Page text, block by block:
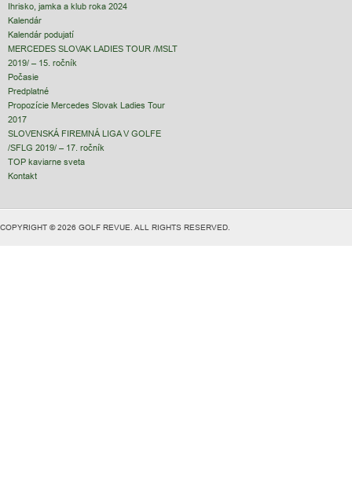
Ihrisko, jamka a klub roka 2024
Kalendár
Kalendár podujatí
MERCEDES SLOVAK LADIES TOUR /MSLT
2019/ – 15. ročník
Počasie
Predplatné
Propozície Mercedes Slovak Ladies Tour
2017
SLOVENSKÁ FIREMNÁ LIGA V GOLFE
/SFLG 2019/ – 17. ročník
TOP kaviarne sveta
Kontakt
COPYRIGHT © 2026 GOLF REVUE. ALL RIGHTS RESERVED.